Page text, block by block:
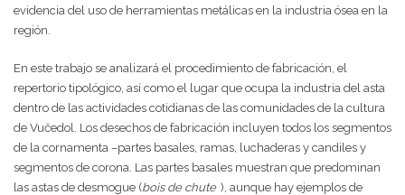
evidencia del uso de herramientas metálicas en la industria ósea en la
región.
En este trabajo se analizará el procedimiento de fabricación, el
repertorio tipológico, así como el lugar que ocupa la industria del asta
dentro de las actividades cotidianas de las comunidades de la cultura
de Vučedol. Los desechos de fabricación incluyen todos los segmentos
de la cornamenta –partes basales, ramas, luchaderas y candiles y
segmentos de corona. Las partes basales muestran que predominan
las astas de desmogue (bois de chute ), aunque hay ejemplos de